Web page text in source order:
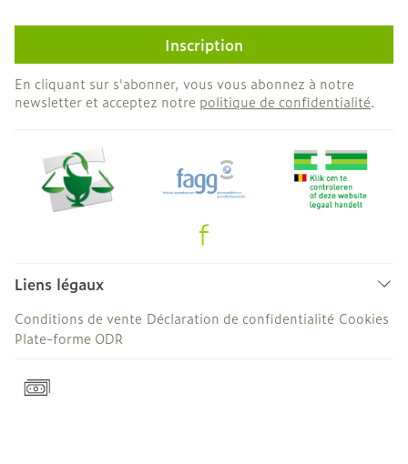
Inscription
En cliquant sur s'abonner, vous vous abonnez à notre
newsletter et acceptez notre politique de confidentialité.
Liens légaux
Conditions de vente Déclaration de confidentialité Cookies
Plate-forme ODR